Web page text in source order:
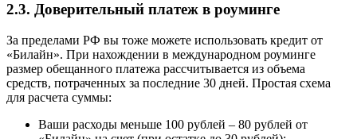
2.3. Доверительный платеж в роуминге
За пределами РФ вы тоже можете использовать кредит от
«Билайн». При нахождении в международном роуминге
размер обещанного платежа рассчитывается из объема
средств, потраченных за последние 30 дней. Простая схема
для расчета суммы:
Ваши расходы меньше 100 рублей – 80 рублей от